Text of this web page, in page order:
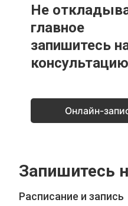
Не
главное
запишитесь
консультацию
Онлайн-
Запишитесь
Расписание и запись